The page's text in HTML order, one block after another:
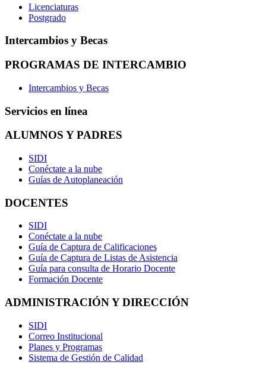
Licenciaturas
Postgrado
Intercambios y Becas
PROGRAMAS DE INTERCAMBIO
Intercambios y Becas
Servicios en línea
ALUMNOS Y PADRES
SIDI
Conéctate a la nube
Guías de Autoplaneación
DOCENTES
SIDI
Conéctate a la nube
Guía de Captura de Calificaciones
Guía de Captura de Listas de Asistencia
Guía para consulta de Horario Docente
Formación Docente
ADMINISTRACIÓN Y DIRECCIÓN
SIDI
Correo Institucional
Planes y Programas
Sistema de Gestión de Calidad